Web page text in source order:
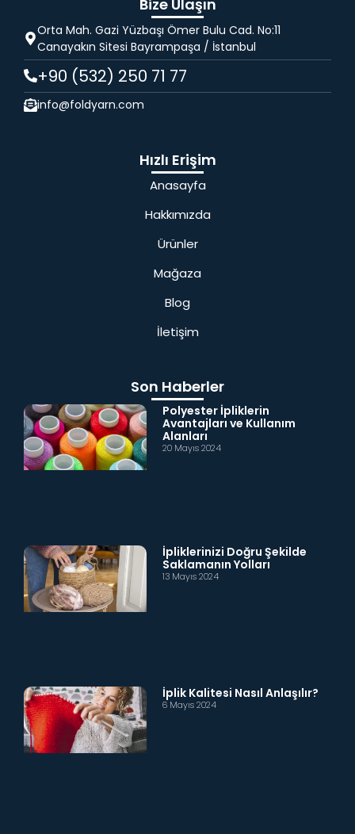
Bize Ulaşın
Orta Mah. Gazi Yüzbaşı Ömer Bulu Cad. No:11
Canayakın Sitesi Bayrampaşa / İstanbul
+90 (532) 250 71 77
info@foldyarn.com
Hızlı Erişim
Anasayfa
Hakkımızda
Ürünler
Mağaza
Blog
İletişim
Son Haberler
Polyester İpliklerin
Avantajları ve Kullanım
Alanları
20 Mayıs 2024
İpliklerinizi Doğru Şekilde
Saklamanın Yolları
13 Mayıs 2024
İplik Kalitesi Nasıl Anlaşılır?
6 Mayıs 2024